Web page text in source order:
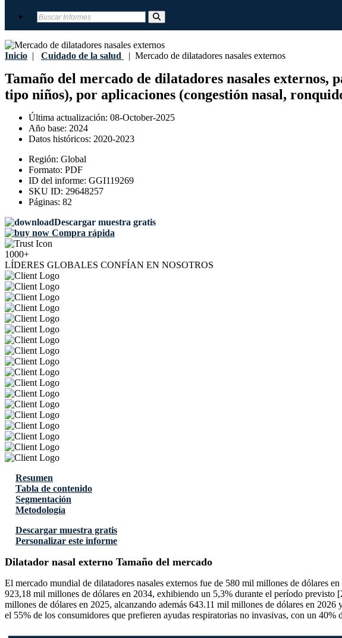
Inicio | Cuidado de la salud | Mercado de dilatadores nasales externos
Tamaño del mercado de dilatadores nasales
tipo niños), por aplicaciones (congestión nasal,
Última actualización: 08-October-2025
Año base: 2024
Datos históricos: 2020-2023
Región: Global
Formato: PDF
ID del informe: GGI119269
SKU ID: 29648257
Páginas: 82
Descargar muestra gratis
Compra rápida
1000+
LÍDERES GLOBALES CONFÍAN EN NOSOTROS
Resumen
Tabla de contenido
Segmentación
Metodología
Descargar muestra gratis
Personalizar este informe
Dilatador nasal externo Tamaño del mercado
El mercado mundial de dilatadores nasales externos fue de 580 mil millones de dólares
923,18 mil millones de dólares en 2034, exhibiendo un 5,3% durante el período
millones de dólares en 2025, alcanzando además 643.11 mil millones de dólares en
el 55% de los consumidores que prefieren ayudas respiratorias no invasivas, con un